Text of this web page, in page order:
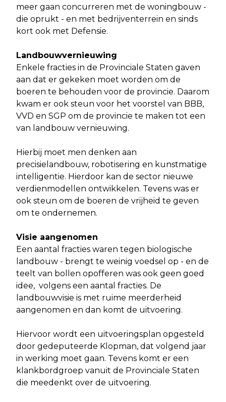
meer gaan concurreren met de woningbouw -
die oprukt - en met bedrijventerrein en sinds
kort ook met Defensie.
Landbouwvernieuwing
Enkele fracties in de Provinciale Staten gaven
aan dat er gekeken moet worden om de
boeren te behouden voor de provincie. Daarom
kwam er ook steun voor het voorstel van BBB,
VVD en SGP om de provincie te maken tot een
van landbouw vernieuwing.
Hierbij moet men denken aan
precisielandbouw, robotisering en kunstmatige
intelligentie. Hierdoor kan de sector nieuwe
verdienmodellen ontwikkelen. Tevens was er
ook steun om de boeren de vrijheid te geven
om te ondernemen.
Visie aangenomen
Een aantal fracties waren tegen biologische
landbouw - brengt te weinig voedsel op - en de
teelt van bollen opofferen was ook geen goed
idee, volgens een aantal fracties. De
landbouwvisie is met ruime meerderheid
aangenomen en dan komt de uitvoering.
Hiervoor wordt een uitvoeringsplan opgesteld
door gedeputeerde Klopman, dat volgend jaar
in werking moet gaan. Tevens komt er een
klankbordgroep vanuit de Provinciale Staten
die meedenkt over de uitvoering.